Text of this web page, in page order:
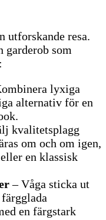
utforskande resa.
garderob som
lyxiga
alternativ för en
kvalitetsplagg
om och om igen,
en klassisk
– Våga sticka ut
en färgstark